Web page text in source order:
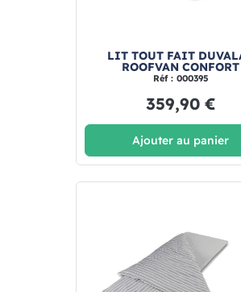
LIT TOUT FAIT
ROOFVAN CONFORT
Réf : 000395
359,90 €
Ajouter au panier